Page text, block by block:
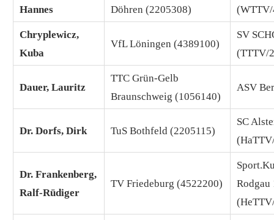
Hannes
Döhren (2205308)
Chryplewicz,
Kuba
VfL Löningen (4389100)
SV
(TTTV/
Dauer, Lauritz
TTC Grün-Gelb
Braunschweig (1056140)
ASV
Dr. Dorfs, Dirk TuS Bothfeld (2205115)
SC
Dr. Frankenberg,
Ralf-Rüdiger
TV Friedeburg (4522200)
Rodgau